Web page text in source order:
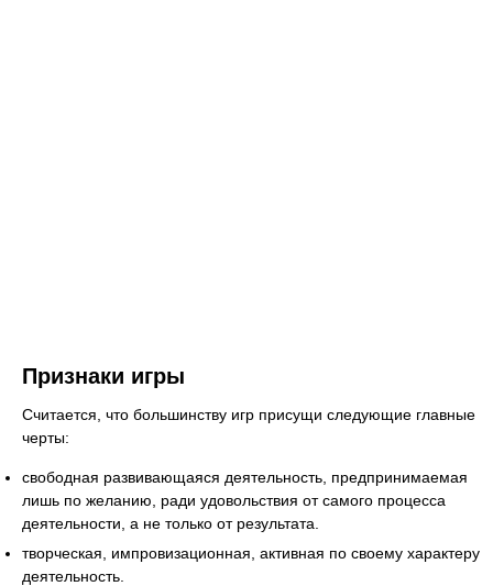
Признаки игры
Считается, что большинству игр присущи следующие главные
черты:
свободная развивающаяся деятельность, предпринимаемая
лишь по желанию, ради удовольствия от самого процесса
деятельности, а не только от результата.
творческая, импровизационная, активная по своему характеру
деятельность.